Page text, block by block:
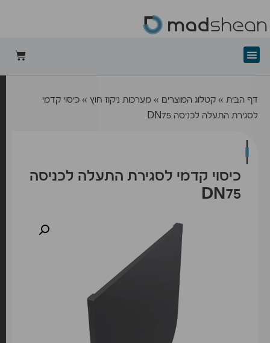
דף הבית » קטלוג המוצרים » מערכות ניקוז חוץ » כיסוי קדמי
לסגירת התעלה לכניסה DN75
כיסוי קדמי לסגירת התעלה לכניסה
DN75